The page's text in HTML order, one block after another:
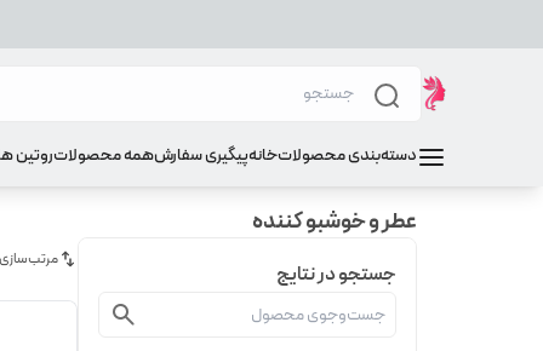
دسته‌بندی محصولاتخانهپیگیری سفارشهمه محصولاتروتین
عطر و خوشبو کننده
جستجو در نتایج